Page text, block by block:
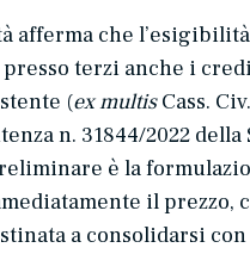
che
presso terzi anche i
(ex multisCass.
n. 31844/2022
è la
il prezzo,
a consolidarsi